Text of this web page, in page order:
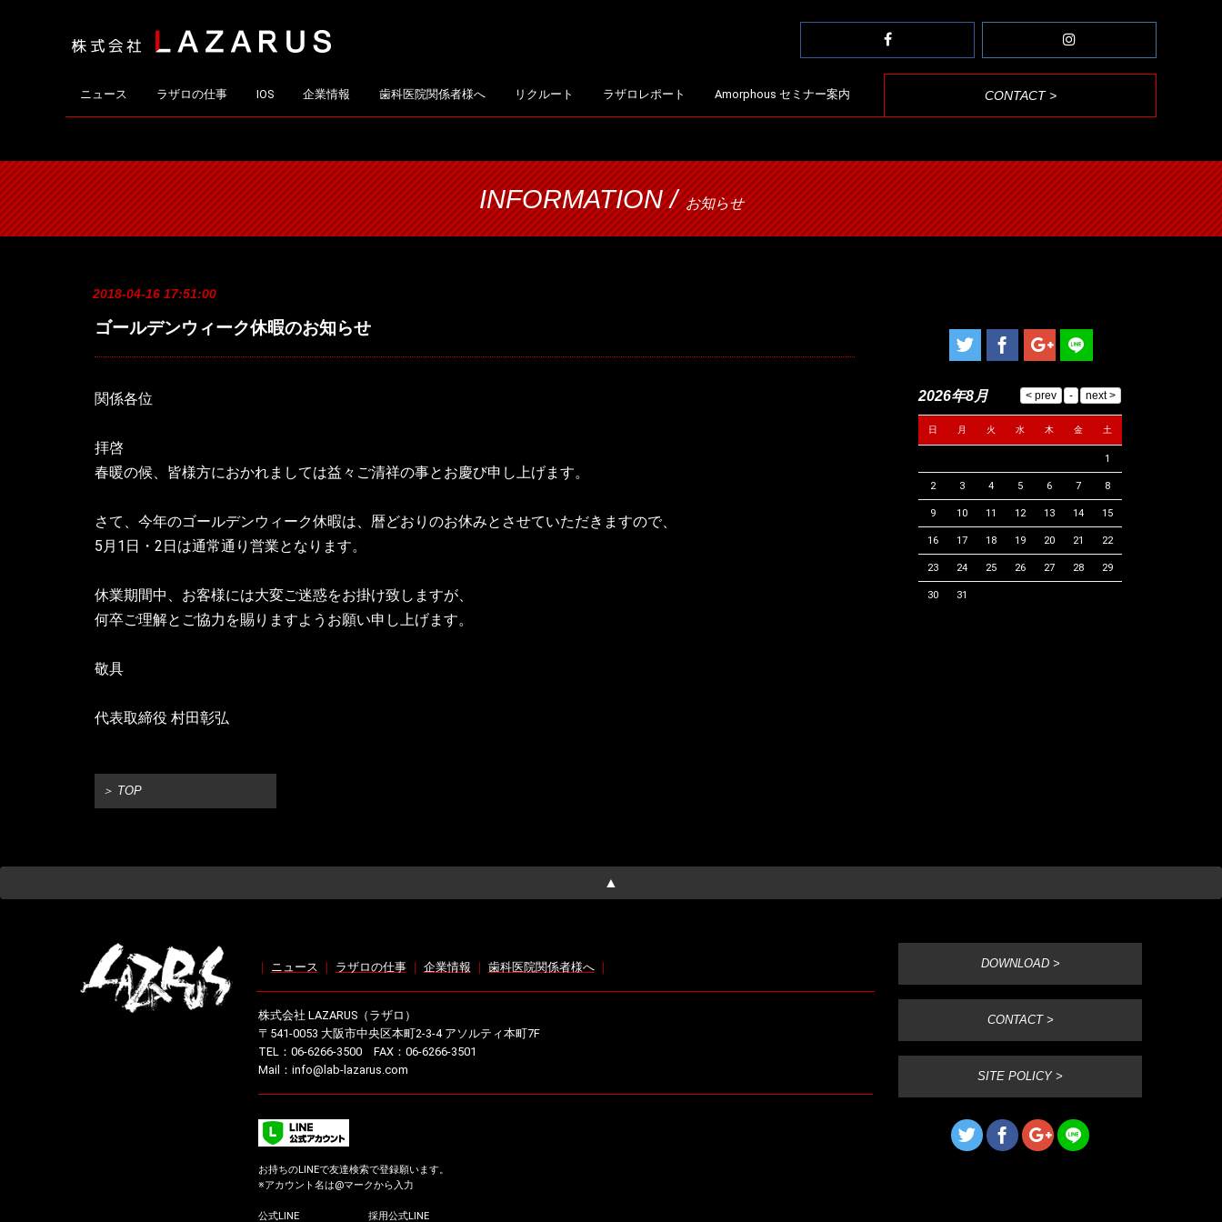
ニュース ラザロの仕事 IOS 企業情報 歯科医院関係者様へ リクルート ラザロレポート Amorphous セミナー案内 CONTACT >
INFORMATION / お知らせ
2018-04-16 17:51:00
ゴールデンウィーク休暇のお知らせ
関係各位
拝啓
春暖の候、皆様方におかれましては益々ご清祥の事とお慶び申し上げます。
さて、今年のゴールデンウィーク休暇は、暦どおりのお休みとさせていただきますので、
5月1日・2日は通常通り営業となります。
休業期間中、お客様には大変ご迷惑をお掛け致しますが、
何卒ご理解とご協力を賜りますようお願い申し上げます。
敬具
代表取締役 村田彰弘
＞ TOP
2026年8月
日 月 火 水 木 金 土
1
2 3 4 5 6 7 8
9 10 11 12 13 14 15
16 17 18 19 20 21 22
23 24 25 26 27 28 29
30 31
▲
｜ ニュース ｜ ラザロの仕事 ｜ 企業情報 ｜ 歯科医院関係者様へ ｜
株式会社 LAZARUS（ラザロ）
〒541-0053 大阪市中央区本町2-3-4 アソルティ本町7F
TEL：06-6266-3500 FAX：06-6266-3501
Mail：info@lab-lazarus.com
DOWNLOAD >
CONTACT >
SITE POLICY >
お持ちのLINEで友達検索で登録願います。
※アカウント名は@マークから入力
公式LINE 採用公式LINE